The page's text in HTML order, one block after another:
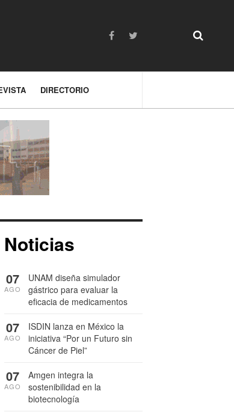
DIRECTORIO
Noticias
UNAM diseña simulador
gástrico para evaluar la
eficacia de medicamentos
07
AGO
ISDIN lanza en México la
iniciativa “Por un Futuro sin
Cáncer de Piel”
07
AGO
Amgen integra la
sostenibilidad en la
biotecnología
07
AGO